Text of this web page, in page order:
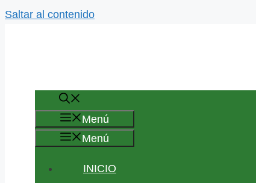
Saltar al contenido
Menú
Menú
INICIO